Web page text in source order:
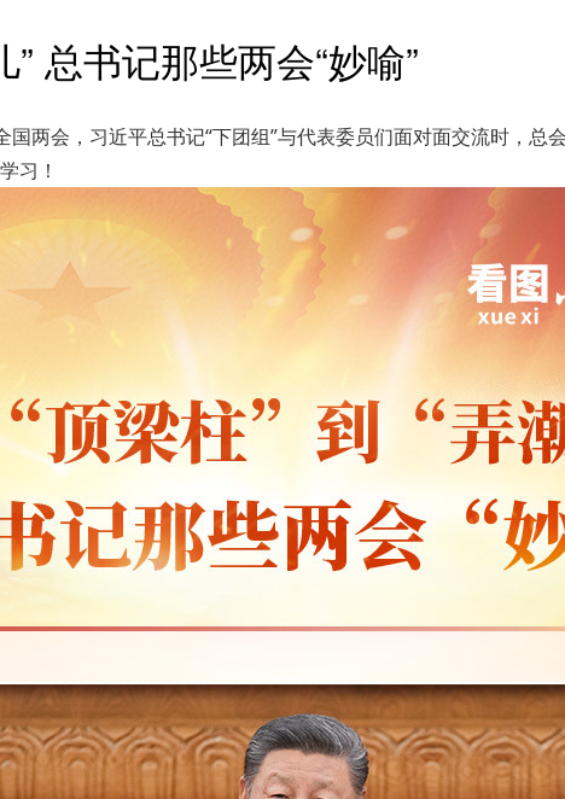
总书记那些两会“妙喻”
国两会，习近平总书记“下团组”与代表委员们面对面交流时，
习！